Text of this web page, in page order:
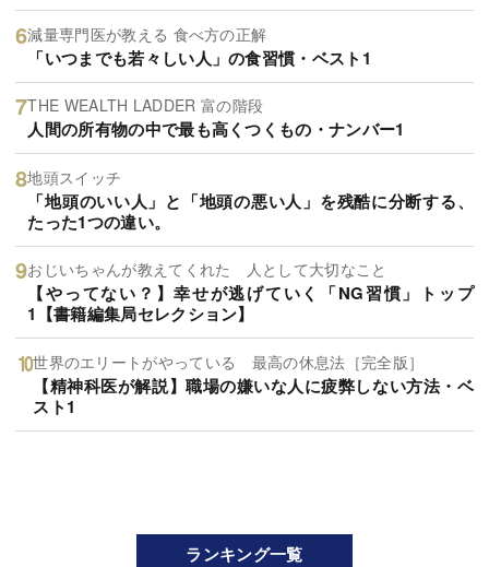
減量専門医が教える 食べ方の正解
「いつまでも若々しい人」の食習慣・ベスト1
THE WEALTH LADDER 富の階段
人間の所有物の中で最も高くつくもの・ナンバー1
地頭スイッチ
「地頭のいい人」と「地頭の悪い人」を残酷に分断する、
たった1つの違い。
おじいちゃんが教えてくれた 人として大切なこと
【やってない？】幸せが逃げていく「NG習慣」トップ
1【書籍編集局セレクション】
世界のエリートがやっている 最高の休息法［完全版］
【精神科医が解説】職場の嫌いな人に疲弊しない方法・ベ
スト1
ランキング一覧